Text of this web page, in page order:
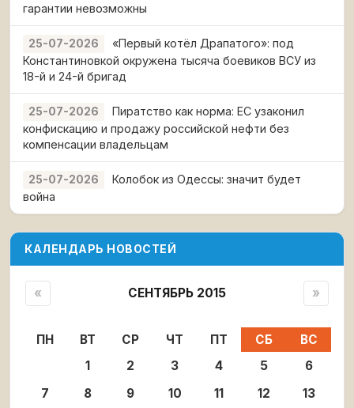
гарантии невозможны
25-07-2026
«Первый котёл Драпатого»: под
Константиновкой окружена тысяча боевиков ВСУ из
18-й и 24-й бригад
25-07-2026
Пиратство как норма: ЕС узаконил
конфискацию и продажу российской нефти без
компенсации владельцам
25-07-2026
Колобок из Одессы: значит будет
война
КАЛЕНДАРЬ НОВОСТЕЙ
« СЕНТЯБРЬ 2015 »
ПН ВТ СР ЧТ ПТ СБ
ВС
1
2 3 4 5
6
7
8 9 10 11 12
13